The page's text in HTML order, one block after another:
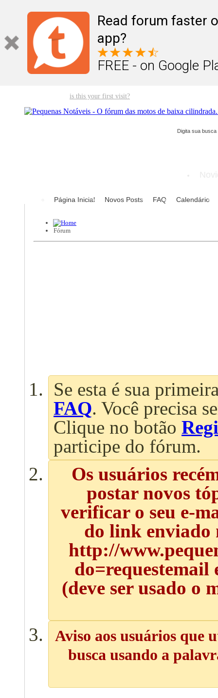
Read forum faster
app?
FREE - on Google
is this your first visit?
Página Inicial Novos Posts FAQ Calendário
Fórum
Se esta é sua
FAQ. Você precisa
Clique no botão
participe do fórum.
Os usuários
postar novos
verificar o seu e-
do link enviado
http://
do=requestemail
(deve ser usado o
Aviso aos usuários que
busca usando a